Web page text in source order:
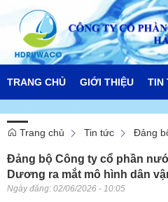
TRANG CHỦ GIỚI THIỆU TIN
Trang chủ Tin tức Đảng
Đảng bộ Công ty cổ phần
Dương ra mắt mô hình dân
Ngày đăng: 02/06/2026 - 10:05